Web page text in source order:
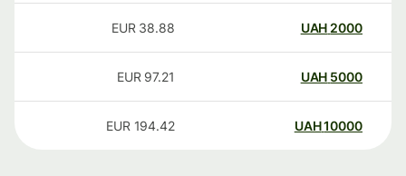
2000
UAH
38.88
EUR
5000
UAH
97.21
EUR
10000
UAH
194.42
EUR